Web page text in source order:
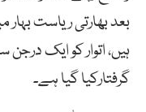
بعد بھارتی ریاست بہار
ہیں، اتوار کو ایک
گرفتارکیا گیا ہے۔